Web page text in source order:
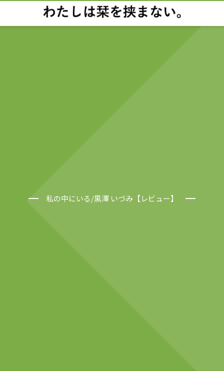
私の中にいる/黒澤 いづみ【レビュー】